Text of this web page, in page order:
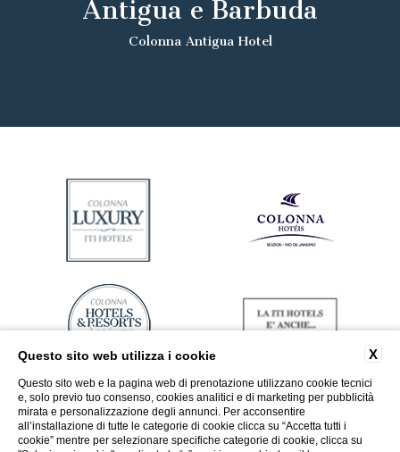
Antigua e Barbuda
Colonna Antigua Hotel
X
Questo sito web utilizza i cookie
Questo sito web e la pagina web di prenotazione utilizzano cookie tecnici
e, solo previo tuo consenso, cookies analitici e di marketing per pubblicità
mirata e personalizzazione degli annunci. Per acconsentire
all’installazione di tutte le categorie di cookie clicca su “Accetta tutti i
cookie” mentre per selezionare specifiche categorie di cookie, clicca su